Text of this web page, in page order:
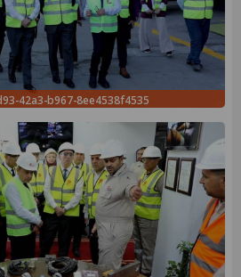
42a3-b967-8ee4538f4535